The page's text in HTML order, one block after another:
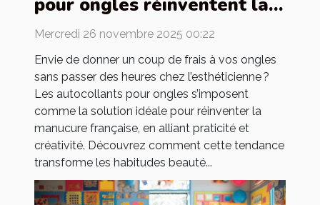
pour ongles réinventent la
manucure française ?
Mercredi 26 novembre 2025 00:22
Envie de donner un coup de frais à vos ongles
sans passer des heures chez l’esthéticienne ?
Les autocollants pour ongles s’imposent
comme la solution idéale pour réinventer la
manucure française, en alliant praticité et
créativité. Découvrez comment cette tendance
transforme les habitudes beauté...